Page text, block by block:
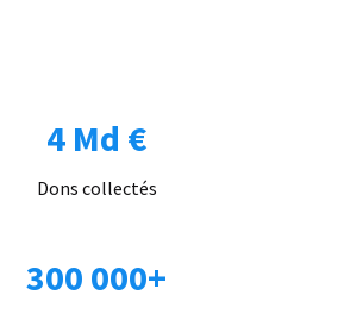
4 Md €
Dons collectés
300 000+